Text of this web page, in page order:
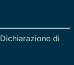
Dichiarazione di